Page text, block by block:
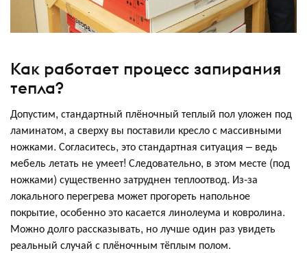
Как работает процесс запирания
тепла?
Допустим, стандартный плёночный теплый пол уложен под
ламинатом, а сверху вы поставили кресло с массивными
ножками. Согласитесь, это стандартная ситуация – ведь
мебель летать не умеет! Следовательно, в этом месте (под
ножками) существенно затруднен теплоотвод. Из-за
локального перегрева может прогореть напольное
покрытие, особенно это касается линолеума и ковролина.
Можно долго рассказывать, но лучше один раз увидеть
реальный случай с плёночным тёплым полом.